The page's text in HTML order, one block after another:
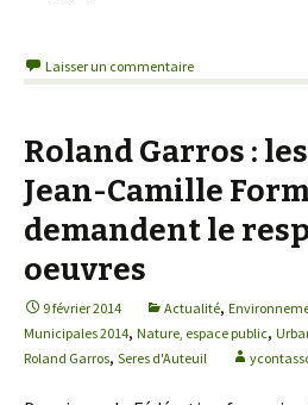
Laisser un commentaire
Roland Garros :
Jean-Camille
demandent le
oeuvres
9 février 2014 Actualité,
Municipales 2014, Nature, espace public,
Roland Garros, Seres d'Auteuil